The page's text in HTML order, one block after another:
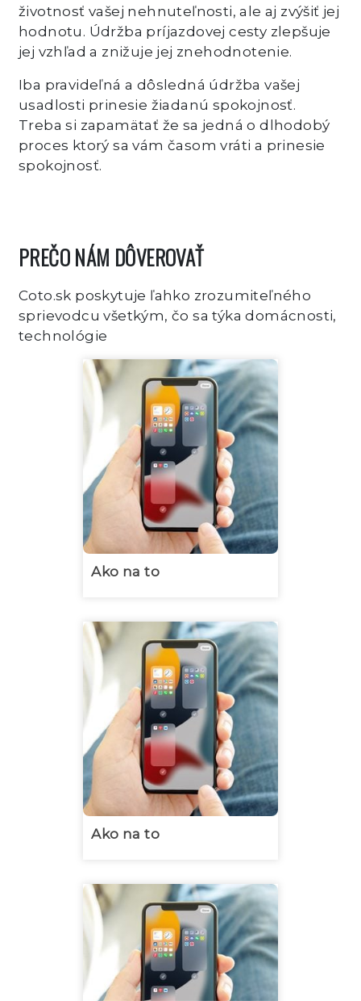
životnosť vašej nehnuteľnosti, ale aj zvýšiť jej
hodnotu. Údržba príjazdovej cesty zlepšuje
jej vzhľad a znižuje jej znehodnotenie.
Iba pravideľná a dôsledná údržba vašej
usadlosti prinesie žiadanú spokojnosť.
Treba si zapamätať že sa jedná o dlhodobý
proces ktorý sa vám časom vráti a prinesie
spokojnosť.
PREČO NÁM DÔVEROVAŤ
Coto.sk poskytuje ľahko zrozumiteľného
sprievodcu všetkým, čo sa týka domácnosti,
technológie
Ako na to
Ako na to